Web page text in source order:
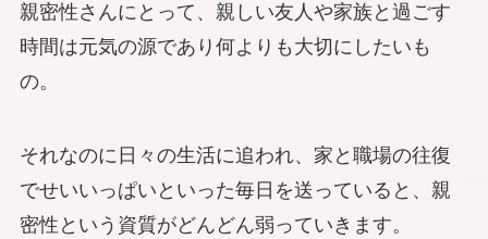
親密性さんにとって、親しい友人や家族と過ごす
時間は元気の源であり何よりも大切にしたいも
の。
それなのに日々の生活に追われ、家と職場の往復
でせいいっぱいといった毎日を送っていると、親
密性という資質がどんどん弱っていきます。